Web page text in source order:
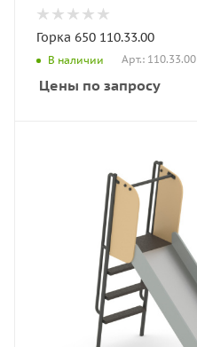
Горка 650 110.33.00
В наличии Арт.: 110.33.00
Цены по запросу